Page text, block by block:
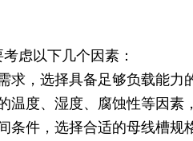
虑以下几个因素：
求，选择具备足够负载能力
温度、湿度、腐蚀性等因素
条件，选择合适的母线槽规